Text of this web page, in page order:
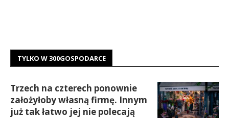
TYLKO W 300GOSPODARCE
Trzech na czterech ponownie
założyłoby własną firmę. Innym
już tak łatwo jej nie polecają